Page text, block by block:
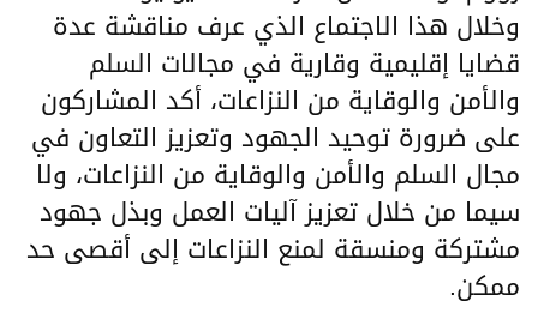
وخلال هذا الاجتماع الذي عرف مناقشة عدة
قضايا إقليمية وقارية في مجالات السلم
والأمن والوقاية من النزاعات، أكد المشاركون
على ضرورة توحيد الجهود وتعزيز التعاون في
مجال السلم والأمن والوقاية من النزاعات، ولا
سيما من خلال تعزيز آليات العمل وبذل جهود
مشتركة ومنسقة لمنع النزاعات إلى أقصى حد
ممكن.